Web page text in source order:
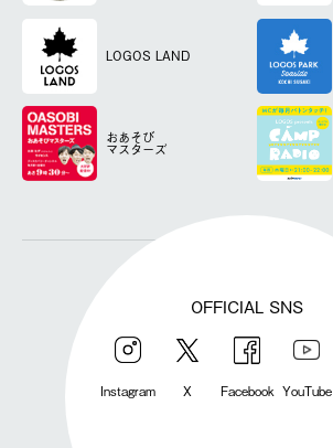
LOGOS LAND
おあそび
マスターズ
OFFICIAL SNS
Instagram X Facebook YouTube